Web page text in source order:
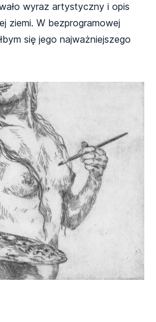
wyraz artystyczny i opis
ziemi. W bezprogramowej
się jego najważniejszego